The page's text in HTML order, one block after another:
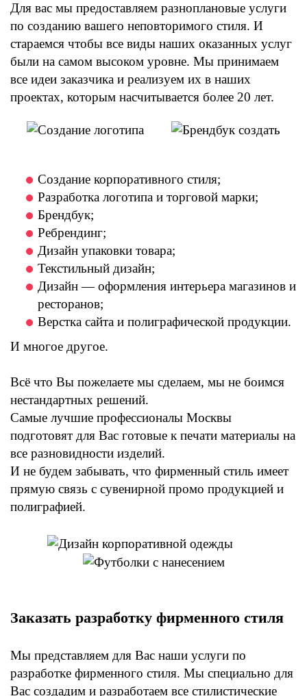
Для вас мы предоставляем разноплановые услуги
по созданию вашего неповторимого стиля. И
стараемся чтобы все виды наших оказанных услуг
были на самом высоком уровне. Мы принимаем
все идеи заказчика и реализуем их в наших
проектах, которым насчитывается более 20 лет.
Создание корпоративного стиля;
Разработка логотипа и торговой марки;
Брендбук;
Ребрендинг;
Дизайн упаковки товара;
Текстильный дизайн;
Дизайн — оформления интерьера магазинов и
ресторанов;
Верстка сайта и полиграфической продукции.
И многое другое.
Всё что Вы пожелаете мы сделаем, мы не боимся
нестандартных решений.
Самые лучшие профессионалы Москвы
подготовят для Вас готовые к печати материалы на
все разновидности изделий.
И не будем забывать, что фирменный стиль имеет
прямую связь с сувенирной промо продукцией и
полиграфией.
Заказать разработку фирменного стиля
Мы представляем для Вас наши услуги по
разработке фирменного стиля. Мы специально для
Вас создадим и разработаем все стилистические